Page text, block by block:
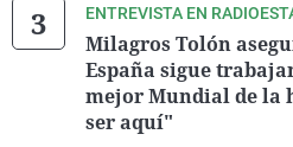
ENTREVISTA EN
Milagros Tolón
España sigue
mejor Mundial de la
ser aquí"